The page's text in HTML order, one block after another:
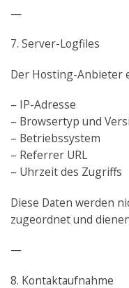
—
7. Server-Logfiles
Der Hosting-Anbieter
– IP-Adresse
– Browsertyp und
– Betriebssystem
– Referrer URL
– Uhrzeit des Zugriffs
Diese Daten werden
zugeordnet und
—
8. Kontaktaufnahme